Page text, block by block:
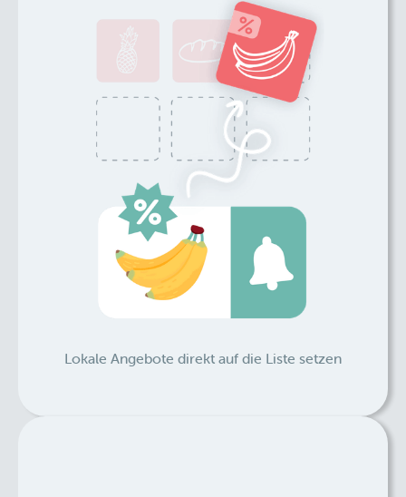
Lokale Angebote direkt auf die Liste setzen